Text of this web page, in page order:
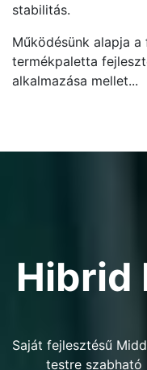
stabilitás.
Működésünk alapja
termékpaletta
alkalmazása mellet...
Hibrid
Saját fejlesztésű
testre szabható